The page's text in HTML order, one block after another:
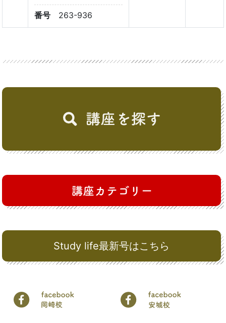
Study life最新号はこちら
番号 263-936